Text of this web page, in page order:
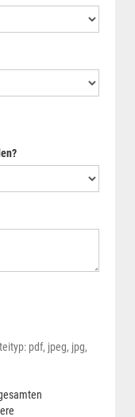
pdf, jpeg, jpg,